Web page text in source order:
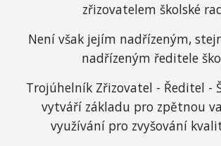
zřizovatelem školské
Není však jejím nadřízeným,
nadřízeným ředitele
Trojúhelník Zřizovatel - Ředitel -
vytváří základu pro zpětnou
využívání pro zvyšování